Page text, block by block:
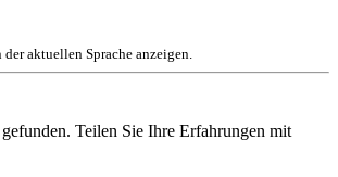
aktuellen Sprache anzeigen.
Teilen Sie Ihre Erfahrungen mit